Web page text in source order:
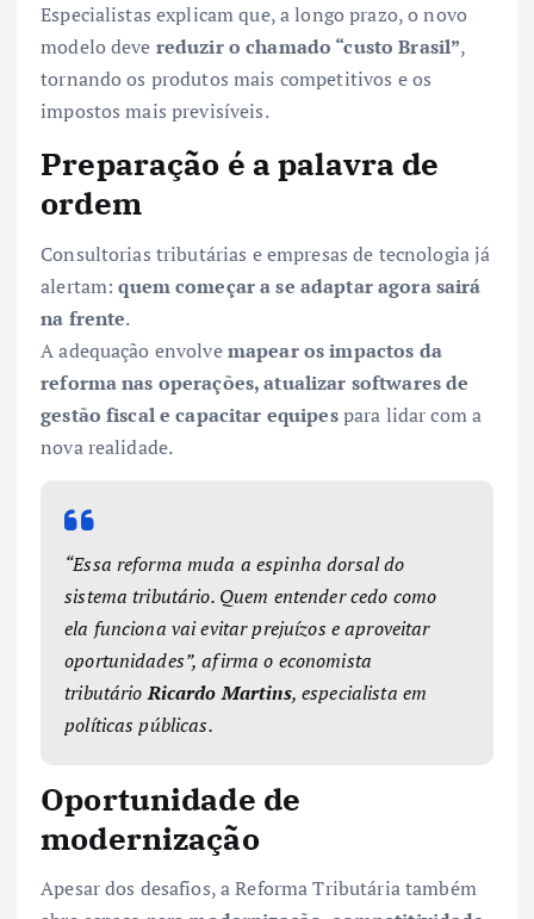
Especialistas explicam que, a longo prazo, o novo
modelo deve reduzir o chamado “custo Brasil”,
tornando os produtos mais competitivos e os
impostos mais previsíveis.
Preparação é a palavra de
ordem
Consultorias tributárias e empresas de tecnologia já
alertam:quem começar a se adaptar agora sairá
na frente.
A adequação envolvemapear os impactos da
reforma nas operações, atualizar softwares de
gestão fiscal e capacitar equipespara lidar com a
nova realidade.
“Essa reforma muda a espinha dorsal do
sistema tributário. Quem entender cedo como
ela funciona vai evitar prejuízos e aproveitar
oportunidades”, afirma o economista
tributárioRicardo Martins, especialista em
políticas públicas.
Oportunidade de
modernização
Apesar dos desafios, a Reforma Tributária também